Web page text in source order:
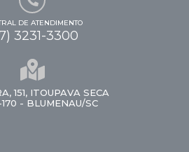
DE ATENDIMENTO
3231-3300
151, ITOUPAVA SECA
- BLUMENAU/SC